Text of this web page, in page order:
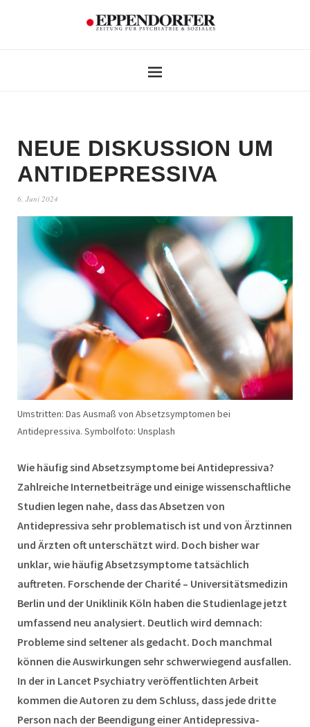
NEUE DISKUSSION UM
ANTIDEPRESSIVA
6. Juni 2024
Umstritten: Das Ausmaß von Absetzsymptomen bei
Antidepressiva. Symbolfoto: Unsplash
Wie häufig sind Absetzsymptome bei Antidepressiva?
Zahlreiche Internetbeiträge und einige wissenschaftliche
Studien legen nahe, dass das Absetzen von
Antidepressiva sehr problematisch ist und von Ärztinnen
und Ärzten oft unterschätzt wird. Doch bisher war
unklar, wie häufig Absetzsymptome tatsächlich
auftreten. Forschende der Charité – Universitätsmedizin
Berlin und der Uniklinik Köln haben die Studienlage jetzt
umfassend neu analysiert. Deutlich wird demnach:
Probleme sind seltener als gedacht. Doch manchmal
können die Auswirkungen sehr schwerwiegend ausfallen.
In der in Lancet Psychiatry veröffentlichten Arbeit
kommen die Autoren zu dem Schluss, dass jede dritte
Person nach der Beendigung einer Antidepressiva-